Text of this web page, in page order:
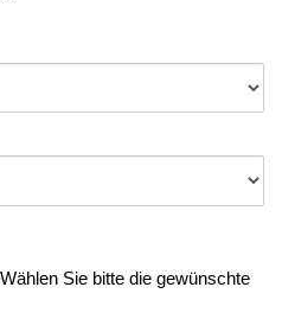
Sie bitte die gewünschte